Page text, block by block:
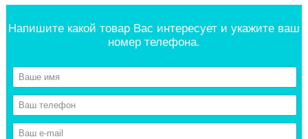
Напишите какой товар Вас интересует и укажите ваш
номер телефона.